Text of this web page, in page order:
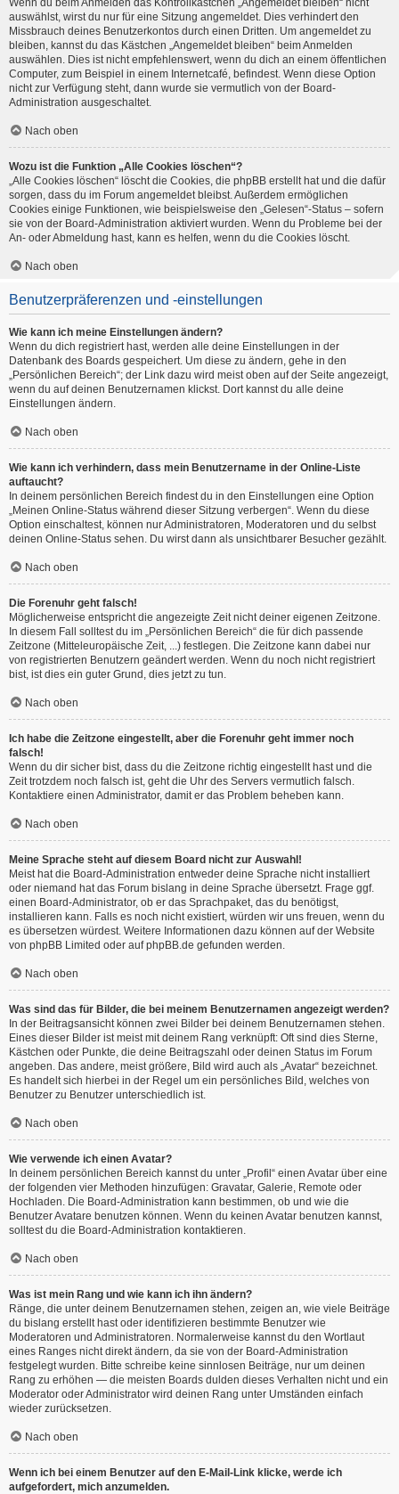
Wenn du beim Anmelden das Kontrollkästchen „Angemeldet bleiben“ nicht
auswählst, wirst du nur für eine Sitzung angemeldet. Dies verhindert den
Missbrauch deines Benutzerkontos durch einen Dritten. Um angemeldet zu
bleiben, kannst du das Kästchen „Angemeldet bleiben“ beim Anmelden
auswählen. Dies ist nicht empfehlenswert, wenn du dich an einem öffentlichen
Computer, zum Beispiel in einem Internetcafé, befindest. Wenn diese Option
nicht zur Verfügung steht, dann wurde sie vermutlich von der Board-
Administration ausgeschaltet.
Nach oben
Wozu ist die Funktion „Alle Cookies löschen“?
„Alle Cookies löschen“ löscht die Cookies, die phpBB erstellt hat und die dafür
sorgen, dass du im Forum angemeldet bleibst. Außerdem ermöglichen
Cookies einige Funktionen, wie beispielsweise den „Gelesen“-Status – sofern
sie von der Board-Administration aktiviert wurden. Wenn du Probleme bei der
An- oder Abmeldung hast, kann es helfen, wenn du die Cookies löscht.
Nach oben
Benutzerpräferenzen und -einstellungen
Wie kann ich meine Einstellungen ändern?
Wenn du dich registriert hast, werden alle deine Einstellungen in der
Datenbank des Boards gespeichert. Um diese zu ändern, gehe in den
„Persönlichen Bereich“; der Link dazu wird meist oben auf der Seite angezeigt,
wenn du auf deinen Benutzernamen klickst. Dort kannst du alle deine
Einstellungen ändern.
Nach oben
Wie kann ich verhindern, dass mein Benutzername in der Online-Liste
auftaucht?
In deinem persönlichen Bereich findest du in den Einstellungen eine Option
„Meinen Online-Status während dieser Sitzung verbergen“. Wenn du diese
Option einschaltest, können nur Administratoren, Moderatoren und du selbst
deinen Online-Status sehen. Du wirst dann als unsichtbarer Besucher gezählt.
Nach oben
Die Forenuhr geht falsch!
Möglicherweise entspricht die angezeigte Zeit nicht deiner eigenen Zeitzone.
In diesem Fall solltest du im „Persönlichen Bereich“ die für dich passende
Zeitzone (Mitteleuropäische Zeit, ...) festlegen. Die Zeitzone kann dabei nur
von registrierten Benutzern geändert werden. Wenn du noch nicht registriert
bist, ist dies ein guter Grund, dies jetzt zu tun.
Nach oben
Ich habe die Zeitzone eingestellt, aber die Forenuhr geht immer noch
falsch!
Wenn du dir sicher bist, dass du die Zeitzone richtig eingestellt hast und die
Zeit trotzdem noch falsch ist, geht die Uhr des Servers vermutlich falsch.
Kontaktiere einen Administrator, damit er das Problem beheben kann.
Nach oben
Meine Sprache steht auf diesem Board nicht zur Auswahl!
Meist hat die Board-Administration entweder deine Sprache nicht installiert
oder niemand hat das Forum bislang in deine Sprache übersetzt. Frage ggf.
einen Board-Administrator, ob er das Sprachpaket, das du benötigst,
installieren kann. Falls es noch nicht existiert, würden wir uns freuen, wenn du
es übersetzen würdest. Weitere Informationen dazu können auf der Website
von phpBB Limited oder aufphpBB.de gefunden werden.
Nach oben
Was sind das für Bilder, die bei meinem Benutzernamen angezeigt werden?
In der Beitragsansicht können zwei Bilder bei deinem Benutzernamen stehen.
Eines dieser Bilder ist meist mit deinem Rang verknüpft: Oft sind dies Sterne,
Kästchen oder Punkte, die deine Beitragszahl oder deinen Status im Forum
angeben. Das andere, meist größere, Bild wird auch als „Avatar“ bezeichnet.
Es handelt sich hierbei in der Regel um ein persönliches Bild, welches von
Benutzer zu Benutzer unterschiedlich ist.
Nach oben
Wie verwende ich einen Avatar?
In deinem persönlichen Bereich kannst du unter „Profil“ einen Avatar über eine
der folgenden vier Methoden hinzufügen: Gravatar, Galerie, Remote oder
Hochladen. Die Board-Administration kann bestimmen, ob und wie die
Benutzer Avatare benutzen können. Wenn du keinen Avatar benutzen kannst,
solltest du die Board-Administration kontaktieren.
Nach oben
Was ist mein Rang und wie kann ich ihn ändern?
Ränge, die unter deinem Benutzernamen stehen, zeigen an, wie viele Beiträge
du bislang erstellt hast oder identifizieren bestimmte Benutzer wie
Moderatoren und Administratoren. Normalerweise kannst du den Wortlaut
eines Ranges nicht direkt ändern, da sie von der Board-Administration
festgelegt wurden. Bitte schreibe keine sinnlosen Beiträge, nur um deinen
Rang zu erhöhen — die meisten Boards dulden dieses Verhalten nicht und ein
Moderator oder Administrator wird deinen Rang unter Umständen einfach
wieder zurücksetzen.
Nach oben
Wenn ich bei einem Benutzer auf den E-Mail-Link klicke, werde ich
aufgefordert, mich anzumelden.